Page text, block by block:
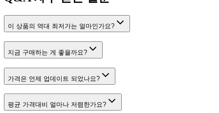
이 상품의 역대 최저가는 얼마인가요?
지금 구매하는 게 좋을까요?
가격은 언제 업데이트 되었나요?
평균 가격대비 얼마나 저렴한가요?